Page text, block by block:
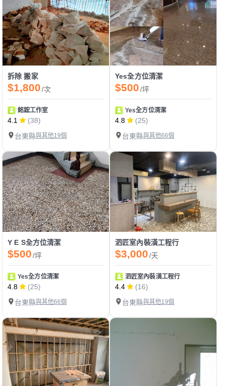
拆除 搬家
$1,800/次
銘鋐工作室
4.1
(38)
台東縣與其他19個
Yes全方位清潔
$500/坪
Yes全方位清潔
4.8
(25)
台東縣與其他66個
Y E S全方位清潔
$500/坪
Yes全方位清潔
4.8
(25)
台東縣與其他66個
泗匠室內裝潢工程行
$3,000/天
泗匠室內裝潢工程行
4.4
(16)
台東縣與其他19個